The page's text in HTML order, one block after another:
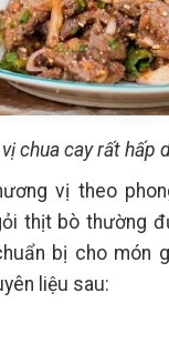
chua cay rất hấp
vị theo
thịt bò thường
bị cho món
liệu sau: